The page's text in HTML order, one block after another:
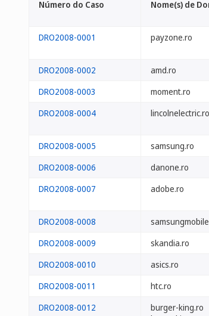
Número do Caso Nome(s) de
DRO2008-0001 payzone.ro
DRO2008-0002 amd.ro
DRO2008-0003
moment.ro
DRO2008-0004
lincolnelectric.ro
DRO2008-0005 samsung.ro
DRO2008-0006
danone.ro
DRO2008-0007
adobe.ro
DRO2008-0008
DRO2008-0009
skandia.ro
DRO2008-0010
asics.ro
DRO2008-0011
htc.ro
DRO2008-0012
burger-king.ro